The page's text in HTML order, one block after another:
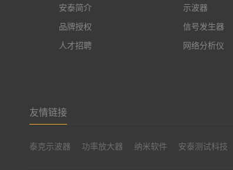
安泰简介
品牌授权
人才招聘
示波器
信号发生器
网络分析仪
友情链接
泰克示波器 功率放大器 纳米软件 安泰测试科技